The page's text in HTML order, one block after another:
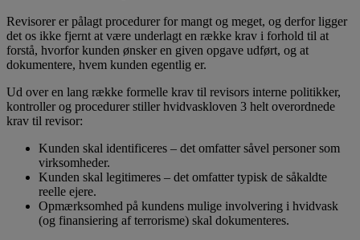
Revisorer er pålagt procedurer for mangt og meget, og derfor ligger
det os ikke fjernt at være underlagt en række krav i forhold til at
forstå, hvorfor kunden ønsker en given opgave udført, og at
dokumentere, hvem kunden egentlig er.
Ud over en lang række formelle krav til revisors interne politikker,
kontroller og procedurer stiller hvidvaskloven 3 helt overordnede
krav til revisor:
Kunden skal identificeres – det omfatter såvel personer som
virksomheder.
Kunden skal legitimeres – det omfatter typisk de såkaldte
reelle ejere.
Opmærksomhed på kundens mulige involvering i hvidvask
(og finansiering af terrorisme) skal dokumenteres.